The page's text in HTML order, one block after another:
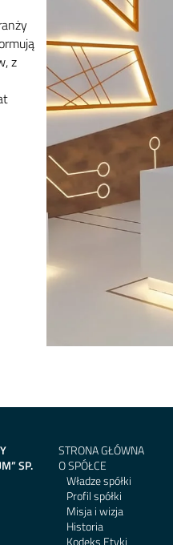
z
SP.
STRONA GŁÓWNA
O SPÓŁCE
Władze spółki
Profil spółki
Misja i wizja
Historia
Kodeks Etyki